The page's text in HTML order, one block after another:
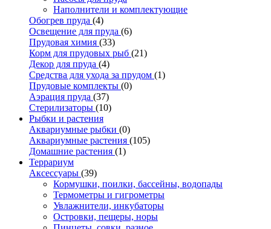
Наполнители и комплектующие
Обогрев пруда (4)
Освещение для пруда (6)
Прудовая химия (33)
Корм для прудовых рыб (21)
Декор для пруда (4)
Средства для ухода за прудом (1)
Прудовые комплекты (0)
Аэрация пруда (37)
Стерилизаторы (10)
Рыбки и растения
Аквариумные рыбки (0)
Аквариумные растения (105)
Домашние растения (1)
Террариум
Аксессуары (39)
Кормушки, поилки, бассейны, водопады
Термометры и гигрометры
Увлажнители, инкубаторы
Островки, пещеры, норы